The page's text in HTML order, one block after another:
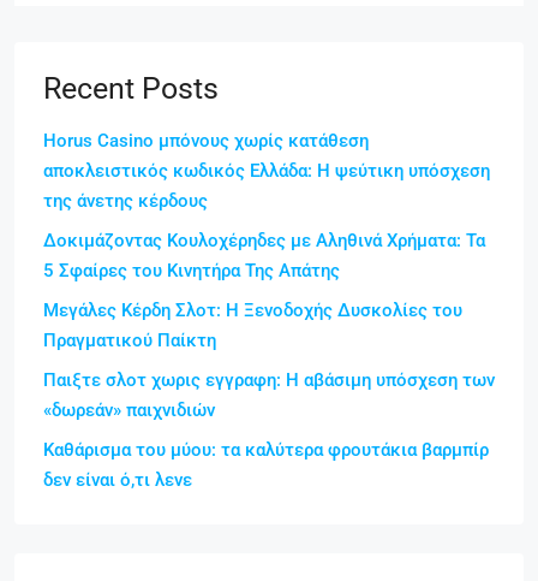
Recent Posts
Horus Casino μπόνους χωρίς κατάθεση
αποκλειστικός κωδικός Ελλάδα: Η ψεύτικη υπόσχεση
της άνετης κέρδους
Δοκιμάζοντας Κουλοχέρηδες με Αληθινά Χρήματα: Τα
5 Σφαίρες του Κινητήρα Της Απάτης
Μεγάλες Κέρδη Σλοτ: Η Ξενοδοχής Δυσκολίες του
Πραγματικού Παίκτη
Παιξτε σλοτ χωρις εγγραφη: Η αβάσιμη υπόσχεση των
«δωρεάν» παιχνιδιών
Καθάρισμα του μύου: τα καλύτερα φρουτάκια βαρμπίρ
δεν είναι ό,τι λενε